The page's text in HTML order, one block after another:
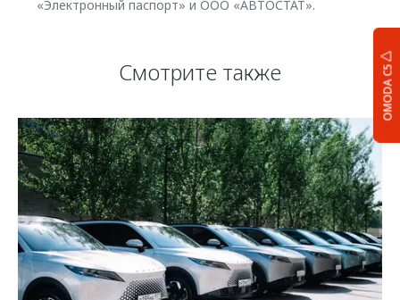
OMODA C5
«Электронный паспорт» и ООО «АВТОСТАТ».
Смотрите также